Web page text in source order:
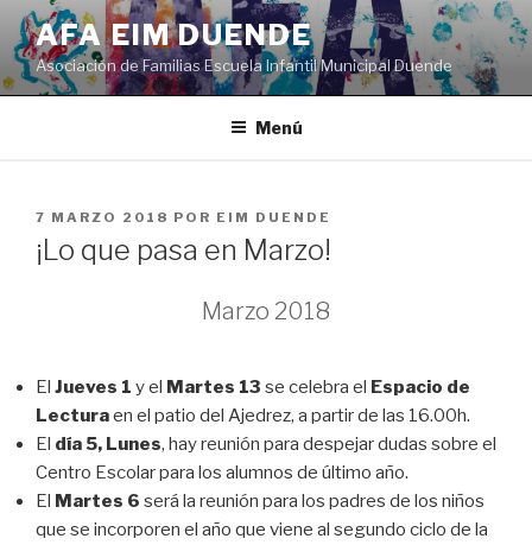
Saltar
contenido
AFA EIM DUENDE
Asociación de Familias Escuela Infantil Municipal Duende
Menú
PUBLICADO
EL
7 MARZO 2018 POR EIM DUENDE
¡Lo que pasa en Marzo!
Marzo 2018
El Jueves 1 y el Martes 13 se celebra el Espacio de
Lecturaen el patio del Ajedrez, a partir de las 16.00h.
El día 5, Lunes, hay reunión para despejar dudas sobre el
Centro Escolar para los alumnos de último año.
El Martes 6 será la reunión para los padres de los niños
que se incorporen el año que viene al segundo ciclo de la